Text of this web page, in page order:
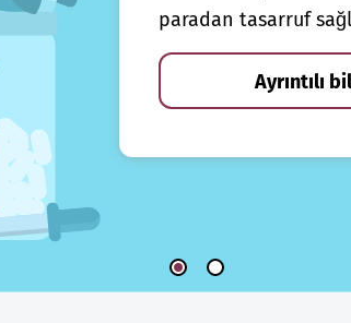
paradan tasarruf
Ayrıntılı